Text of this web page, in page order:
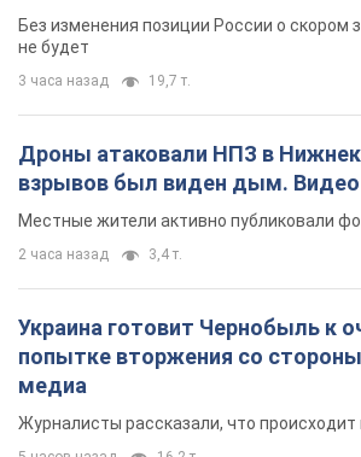
Без изменения позиции России о скором
не будет
3 часа назад 19,7 т.
Дроны атаковали НПЗ в
взрывов был виден дым. Видео
Местные жители активно публиковали
2 часа назад 3,4 т.
Украина готовит Чернобыль к
попытке вторжения со
медиа
Журналисты рассказали, что происходит